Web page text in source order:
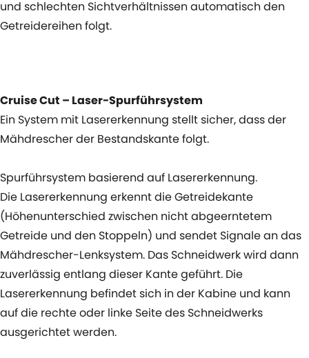
und schlechten Sichtverhältnissen automatisch den
Getreidereihen folgt.
Cruise Cut – Laser-Spurführsystem
Ein System mit Lasererkennung stellt sicher, dass der
Mähdrescher der Bestandskante folgt.
Spurführsystem basierend auf Lasererkennung.
Die Lasererkennung erkennt die Getreidekante
(Höhenunterschied zwischen nicht abgeerntetem
Getreide und den Stoppeln) und sendet Signale an das
Mähdrescher-Lenksystem. Das Schneidwerk wird dann
zuverlässig entlang dieser Kante geführt. Die
Lasererkennung befindet sich in der Kabine und kann
auf die rechte oder linke Seite des Schneidwerks
ausgerichtet werden.